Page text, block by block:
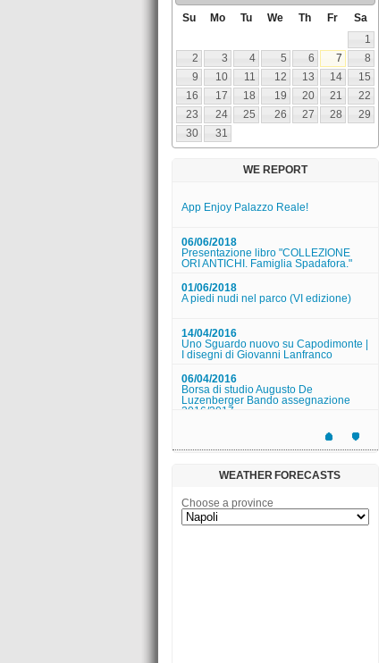
Su Mo Tu We Th Fr
Sa
1
2
3 4 5 6 7
8
9
10 11 12 13 14
15
16
17 18 19 20 21
22
23
24 25 26 27 28
29
30
31
WE REPORT
12/03/2016
Museo Pignatelli - YOGA AL MUSEO
App Enjoy Palazzo Reale!
06/06/2018
Presentazione libro "COLLEZIONE
ORI ANTICHI. Famiglia Spadafora."
01/06/2018
Uno Sguardo nuovo su Capodimonte |
I disegni di Giovanni Lanfranco
06/04/2016
Borsa di studio Augusto De
Luzenberger Bando assegnazione
2016/2017
31/03/2016
Suono su tela
26/03/2016
Il tempio di Nettuno aperto a Pasqua
22/03/2016
Musica alla reggia: Il Conservatorio di
San Pietro a Majella incontr...
Museo Duca di Martina - Studenti ... a
Museo Pignatelli - YOGA AL MUSEO
App Enjoy Palazzo Reale!
WEATHER FORECASTS
Choose a province